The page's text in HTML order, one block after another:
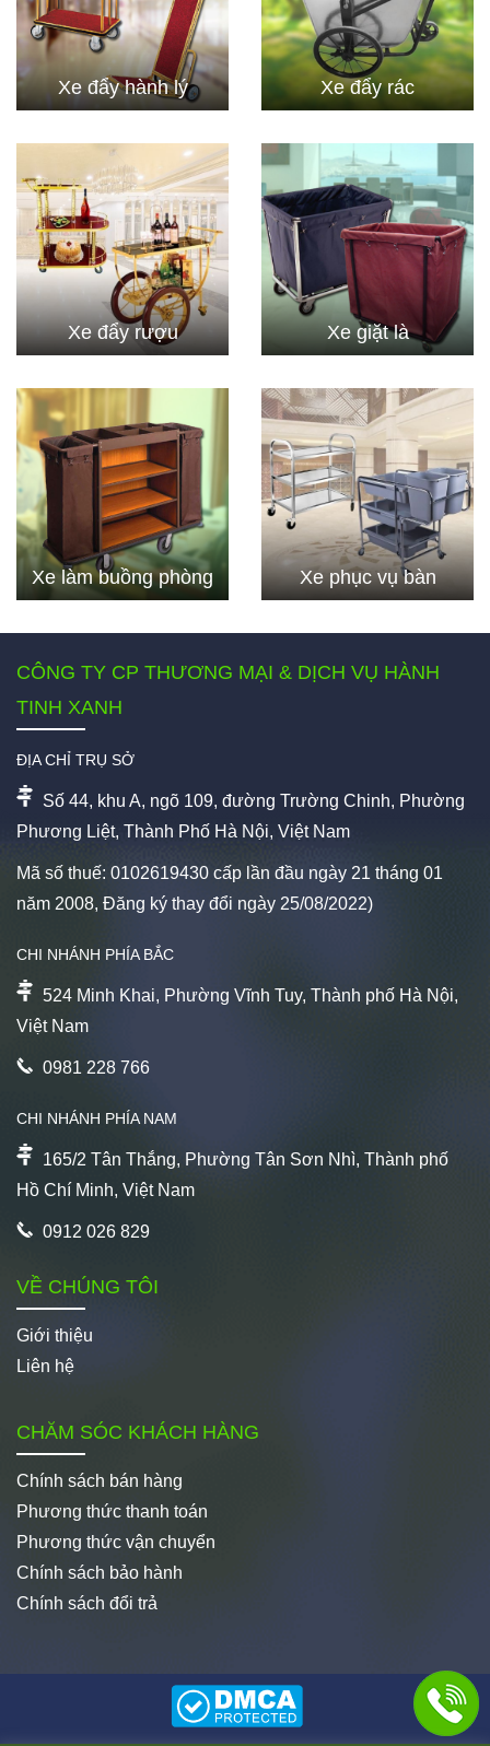
Xe đẩy hành lý Xe đẩy rác
Xe đẩy rượu Xe giặt là
Xe làm buồng phòng Xe phục vụ bàn
CÔNG TY CP THƯƠNG MẠI & DỊCH VỤ HÀNH
TINH XANH
ĐỊA CHỈ TRỤ SỞ
Số 44, khu A, ngõ 109, đường Trường Chinh, Phường
Phương Liệt, Thành Phố Hà Nội, Việt Nam
Mã số thuế: 0102619430 cấp lần đầu ngày 21 tháng 01
năm 2008, Đăng ký thay đổi ngày 25/08/2022)
CHI NHÁNH PHÍA BẮC
524 Minh Khai, Phường Vĩnh Tuy, Thành phố Hà Nội,
Việt Nam
0981 228 766
CHI NHÁNH PHÍA NAM
165/2 Tân Thắng, Phường Tân Sơn Nhì, Thành phố
Hồ Chí Minh, Việt Nam
0912 026 829
VỀ CHÚNG TÔI
Giới thiệu
Liên hệ
CHĂM SÓC KHÁCH HÀNG
Chính sách bán hàng
Phương thức thanh toán
Phương thức vận chuyển
Chính sách bảo hành
Chính sách đổi trả